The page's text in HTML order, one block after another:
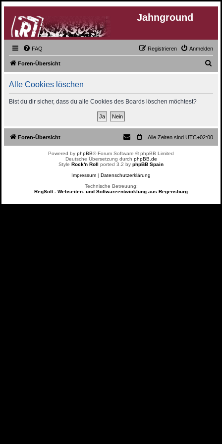
Jahnground
FAQ Anmelden
Registrieren
Foren-Übersicht
Alle Cookies löschen
Bist du dir sicher, dass du alle Cookies des Boards löschen möchtest?
Foren-Übersicht Alle Zeiten sind UTC+02:00
Powered by phpBB® Forum Software © phpBB Limited
Deutsche Übersetzung durch phpBB.de
Style Rock'n Roll ported 3.2 by phpBB Spain
Impressum | Datenschutzerklärung
Technische Betreuung:
RegSoft - Webseiten- und Softwareentwicklung aus Regensburg